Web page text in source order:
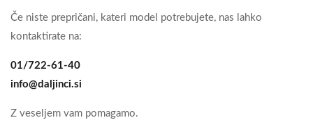
Če niste prepričani, kateri model potrebujete, nas lahko
kontaktirate na:
01/722-61-40
info@daljinci.si
Z veseljem vam pomagamo.